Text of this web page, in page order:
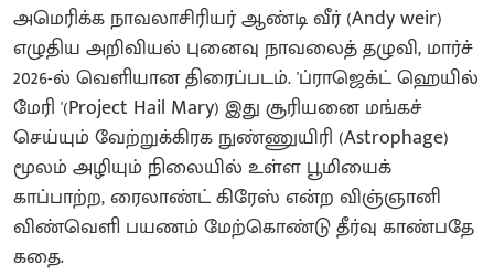
அமெரிக்க நாவலாசிரியர் ஆண்டி வீர் (Andy weir)
எழுதிய அறிவியல் புனைவு நாவலைத் தழுவி, மார்ச்
2026-ல் வெளியான திரைப்படம். 'ப்ராஜெக்ட் ஹெயில்
மேரி '(Project Hail Mary) இது சூரியனை மங்கச்
செய்யும் வேற்றுக்கிரக நுண்ணுயிரி (Astrophage)
மூலம் அழியும் நிலையில் உள்ள பூமியைக்
காப்பாற்ற, ரைலாண்ட் கிரேஸ் என்ற விஞ்ஞானி
விண்வெளி பயணம் மேற்கொண்டு தீர்வு காண்பதே
கதை.